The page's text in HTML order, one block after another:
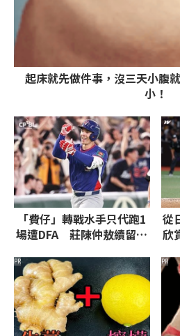
起床就先做件事，沒三天小腹
小！
「費仔」轉戰水手只代跑1
場遭DFA 莊陳仲敖續留運
從
欣
PR PR